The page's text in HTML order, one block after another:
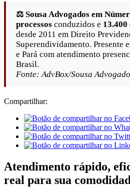
⚖️ Sousa Advogados em
processos conduzidos e
desde 2011 em Direito
Superendividamento. Presente
e Pará com atendimento
Brasil.
Fonte: AdvBox/Sousa
Compartilhar:
Atendimento rápido,
real para sua